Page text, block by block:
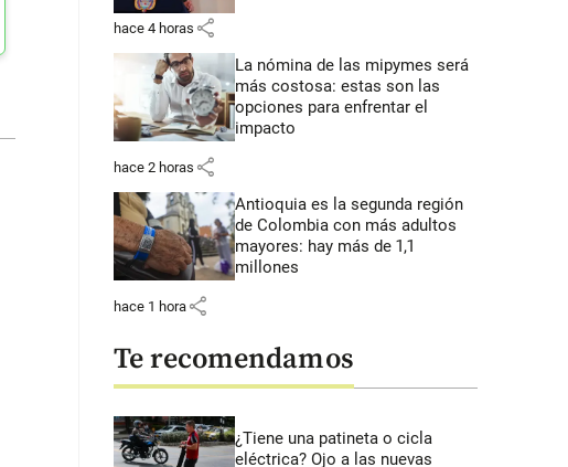
hace 4 horas share
La nómina de las mipymes será
más costosa: estas son las
opciones para enfrentar el
impacto
hace 2 horas share
Antioquia es la segunda región
de Colombia con más adultos
mayores: hay más de 1,1
millones
hace 1 hora share
Te recomendamos
¿Tiene una patineta o cicla
eléctrica? Ojo a las nuevas